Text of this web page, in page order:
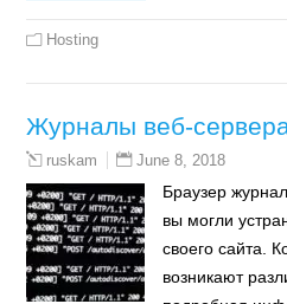
Hosting
Журналы веб-
ruskam June 8, 2018
Браузер
вы могли
своего сайта.
возникают